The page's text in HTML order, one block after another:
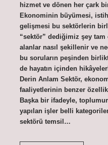
hizmet ve dönen her çark
Ekonominin büyümesi,
gelişmesi bu sektörlerin
“sektör” dediğimiz şey tam
alanlar nasıl şekillenir ve
bu soruların peşinden
de hayatın içinden
Derin Anlam Sektör,
faaliyetlerinin benzer
Başka bir ifadeyle,
yapılan işler belli
sektörü temsil…